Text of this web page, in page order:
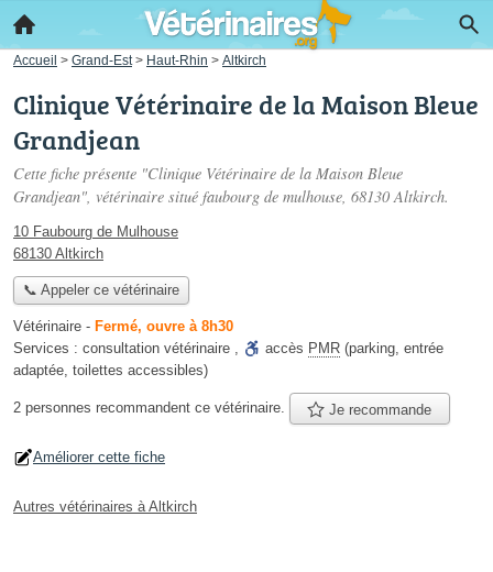
Accueil > Grand-Est > Haut-Rhin > Altkirch
Clinique Vétérinaire de la Maison Bleue
Grandjean
Cette fiche présente "Clinique Vétérinaire de la Maison Bleue
Grandjean", vétérinaire situé faubourg de mulhouse, 68130 Altkirch.
10 Faubourg de Mulhouse
68130 Altkirch
📞 Appeler ce vétérinaire
Vétérinaire - Fermé, ouvre à 8h30
Services : consultation vétérinaire , accès PMR (parking, entrée
adaptée, toilettes accessibles)
2 personnes recommandent ce vétérinaire. Je recommande
Améliorer cette fiche
Autres vétérinaires à Altkirch